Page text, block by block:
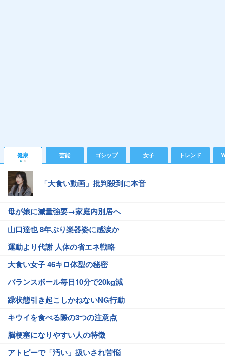
健康 芸能 ゴシップ 女子 トレンド
「大食い動画」批判殺到に本音
母が娘に減量強要→家庭内別居へ
山口達也 8年ぶり楽器姿に感涙か
運動より代謝 人体の省エネ戦略
大食い女子 46キロ体型の秘密
バランスボール毎日10分で20kg減
躁状態引き起こしかねないNG行動
キウイを食べる際の3つの注意点
脳梗塞になりやすい人の特徴
アトピーで「汚い」扱いされ苦悩